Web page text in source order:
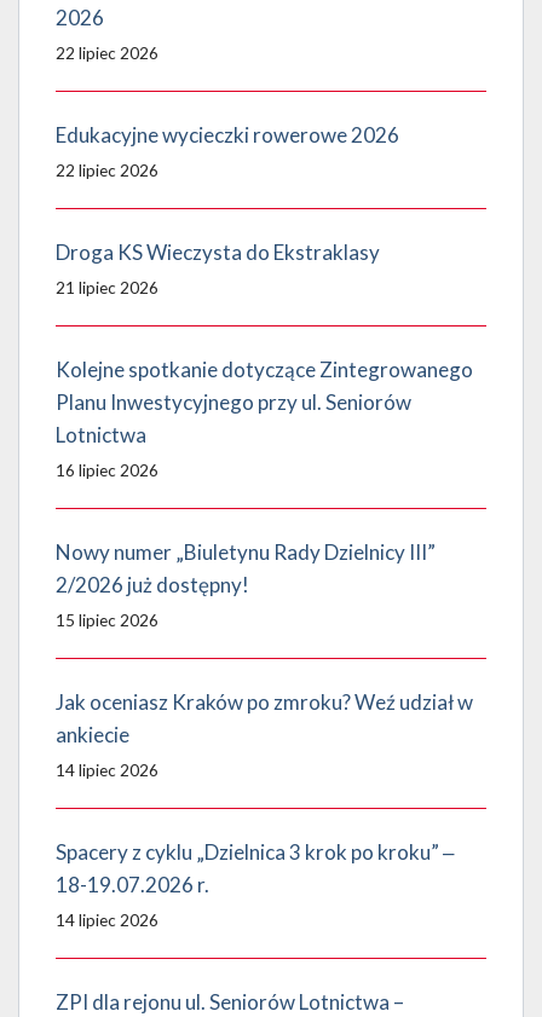
2026
22 lipiec 2026
Edukacyjne wycieczki rowerowe 2026
22 lipiec 2026
Droga KS Wieczysta do Ekstraklasy
21 lipiec 2026
Kolejne spotkanie dotyczące Zintegrowanego
Planu Inwestycyjnego przy ul. Seniorów
Lotnictwa
16 lipiec 2026
Nowy numer „Biuletynu Rady Dzielnicy III”
2/2026 już dostępny!
15 lipiec 2026
Jak oceniasz Kraków po zmroku? Weź udział w
ankiecie
14 lipiec 2026
Spacery z cyklu „Dzielnica 3 krok po kroku” ‒
18-19.07.2026 r.
14 lipiec 2026
ZPI dla rejonu ul. Seniorów Lotnictwa –